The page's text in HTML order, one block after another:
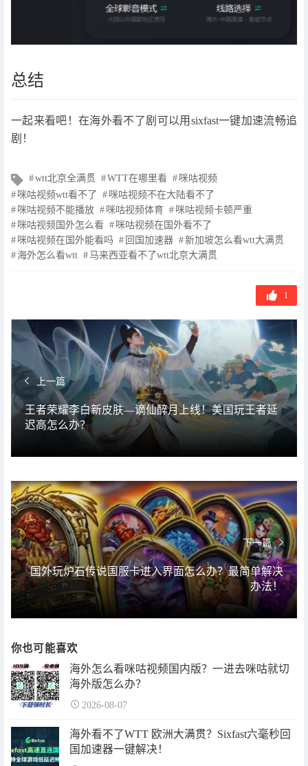
总结
一起来看吧！在海外看不了剧可以用sixfast一键加速流畅追
剧！
文
章
标
签
wtt北京全满贯 WTT在哪里看
咪咕视频
咪咕视频wtt看不了
咪咕视频不在大陆看不了
咪咕视频不能播放
咪咕视频体育
咪咕视频卡顿严重
咪咕视频国外怎么看
咪咕视频在国外看不了
咪咕视频在国外能看吗
回国加速器
新加坡怎么看wtt大满贯
海外怎么看wtt
马来西亚看不了wtt北京大满贯
1
上一篇
王者荣耀李白新皮肤—谪仙醉月上线！美国玩王者延
迟高怎么办？
下一篇
国外玩炉石传说国服卡进入界面怎么办？最简单解决
办法！
你也可能喜欢
海外怎么看咪咕视频国内版？一进去咪咕就切
海外版怎么办？
2026-08-07
海外看不了WTT 欧洲大满贯？Sixfast六毫秒回
国加速器一键解决！